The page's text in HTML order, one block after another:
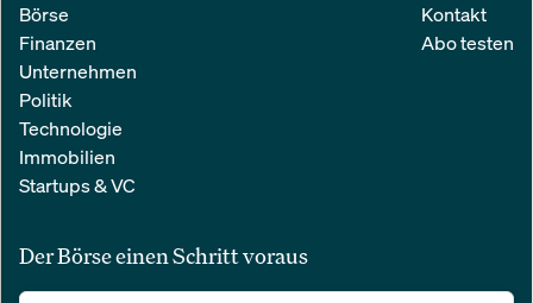
Börse
Finanzen
Unternehmen
Politik
Technologie
Immobilien
Startups & VC
Kontakt
Abo testen
Der Börse einen Schritt voraus